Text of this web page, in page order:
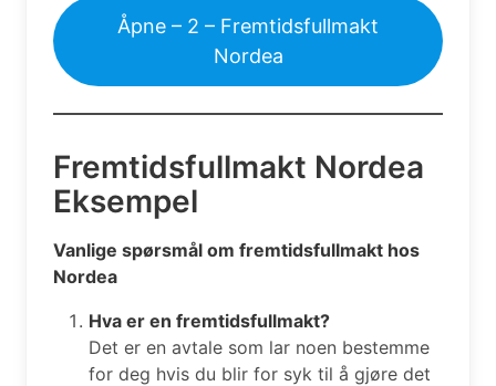
Åpne – 2 – Fremtidsfullmakt
Nordea
Fremtidsfullmakt Nordea
Eksempel
Vanlige spørsmål om fremtidsfullmakt hos
Nordea
Hva er en fremtidsfullmakt?
Det er en avtale som lar noen bestemme
for deg hvis du blir for syk til å gjøre det